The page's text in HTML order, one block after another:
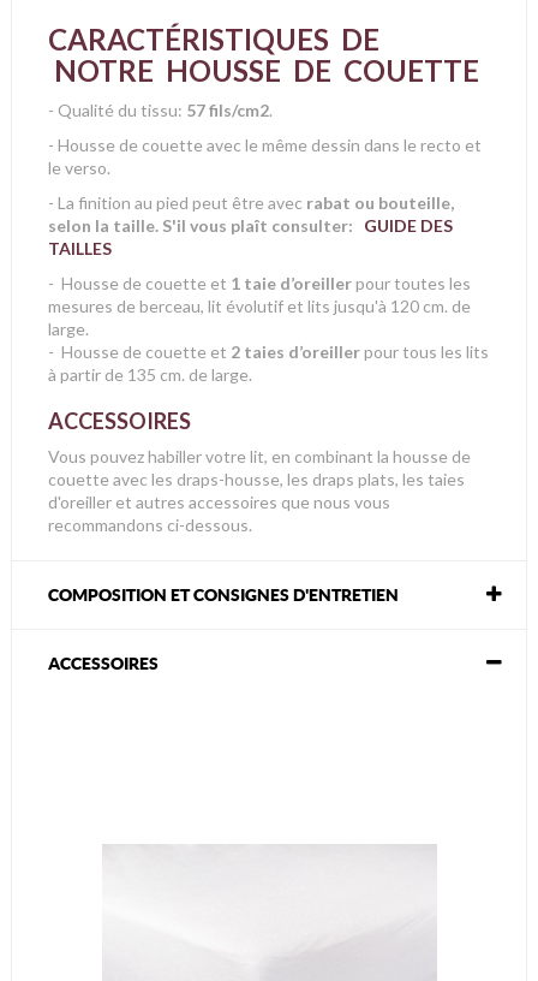
CARACTÉRISTIQUES DE
NOTRE HOUSSE DE COUETTE
- Qualité du tissu: 57 fils/cm2.
- Housse de couette avec le même dessin dans le recto et
le verso.
- La finition au pied peut être avec rabat ou bouteille,
selon la taille. S'il vous plaît consulter:
GUIDE DES
TAILLES
- Housse de couette et 1 taie d’oreillerpour toutes les
mesures de berceau, lit évolutif et lits jusqu'à 120 cm. de
large.
- Housse de couette et 2 taies d’oreillerpour tous les lits
à partir de 135 cm. de large.
ACCESSOIRES
Vous pouvez habiller votre lit, en combinant la housse de
couette avec les draps-housse, les draps plats, les taies
d'oreiller et autres accessoires que nous vous
recommandons ci-dessous.
COMPOSITION ET CONSIGNES D'ENTRETIEN
ACCESSOIRES